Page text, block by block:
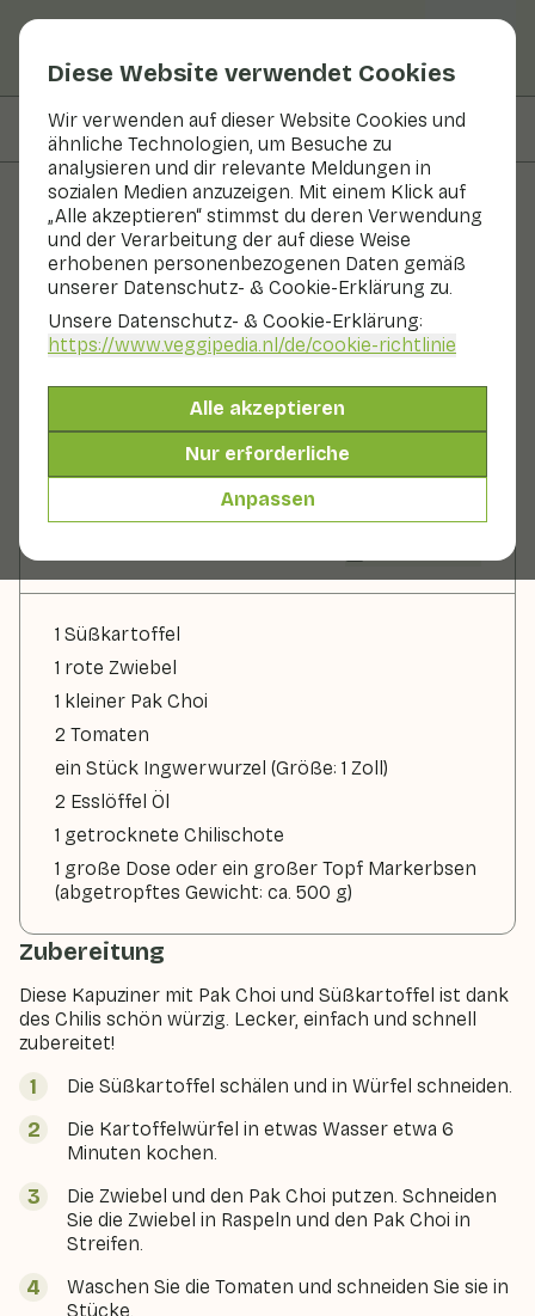
Diese Website verwendet Cookies
Wir verwenden auf dieser Website Cookies und
ähnliche Technologien, um Besuche zu
analysieren und dir relevante Meldungen in
sozialen Medien anzuzeigen. Mit einem Klick auf
„Alle akzeptieren“ stimmst du deren Verwendung
und der Verarbeitung der auf diese Weise
erhobenen personenbezogenen Daten gemäß
unserer Datenschutz- & Cookie-Erklärung zu.
Unsere Datenschutz- & Cookie-Erklärung:
https://www.veggipedia.nl/de/cookie-richtlinie
Alle akzeptieren
Nur erforderliche
Anpassen
Auf dieser Seite Nährwerte
Rezepte
Pikante Kapuziner mit Pak
Choi und Süßkartoffel
1 Süßkartoffel
1 rote Zwiebel
1 kleiner Pak Choi
2 Tomaten
ein Stück Ingwerwurzel (Größe: 1 Zoll)
2 Esslöffel Öl
1 getrocknete Chilischote
1 große Dose oder ein großer Topf Markerbsen
(abgetropftes Gewicht: ca. 500 g)
Zubereitung
Diese Kapuziner mit Pak Choi und Süßkartoffel ist dank
des Chilis schön würzig. Lecker, einfach und schnell
zubereitet!
Die Süßkartoffel schälen und in Würfel schneiden.
Die Kartoffelwürfel in etwas Wasser etwa 6
Minuten kochen.
Die Zwiebel und den Pak Choi putzen. Schneiden
Sie die Zwiebel in Raspeln und den Pak Choi in
Streifen.
Waschen Sie die Tomaten und schneiden Sie sie in
Stücke.